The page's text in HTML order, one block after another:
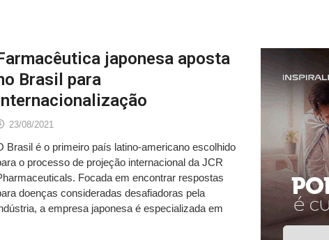
japonesa aposta
Brasil para
23/08/2021
Brasil é o primeiro país latino-americano escolhido
o processo de projeção internacional da JCR
Focada em encontrar respostas
doenças consideradas desafiadoras pela
a empresa japonesa é especializada em